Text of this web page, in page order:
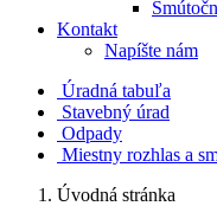
Kontakt
Napíšte nám
Úradná tabuľa
Stavebný úrad
Odpady
Miestny rozhlas a
Úvodná stránka